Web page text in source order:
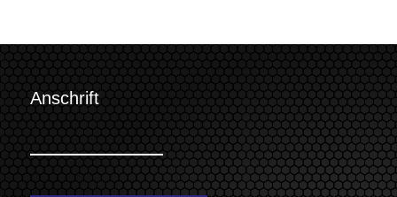
Anschrift